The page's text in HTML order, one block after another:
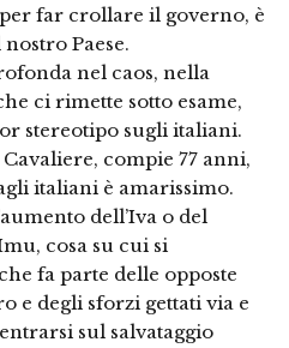
far crollare il governo, è
Paese.
nel caos, nella
ci rimette sotto esame,
stereotipo sugli italiani.
compie 77 anni,
italiani è amarissimo.
dell’Iva o del
cosa su cui si
fa parte delle opposte
e degli sforzi gettati via e
sul salvataggio